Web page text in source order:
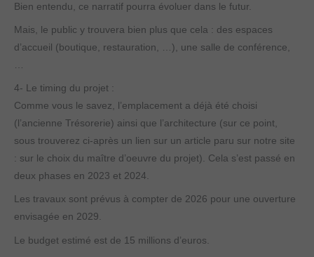
Bien entendu, ce narratif pourra évoluer dans le futur.
Mais, le public y trouvera bien plus que cela : des espaces
d’accueil (boutique, restauration, …), une salle de conférence,
4- Le timing du projet :
Comme vous le savez, l’emplacement a déjà été choisi
(l’ancienne Trésorerie) ainsi que l’architecture (sur ce point,
sous trouverez ci-après un lien sur un article paru sur notre site
: sur le choix du maître d’oeuvre du projet). Cela s’est passé en
deux phases en 2023 et 2024.
Les travaux sont prévus à compter de 2026 pour une ouverture
envisagée en 2029.
Le budget estimé est de 15 millions d’euros.